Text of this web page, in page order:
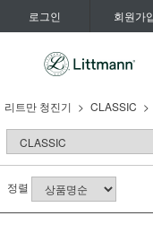
로그인 회원가
리트만 청진기 CLASSIC
정렬